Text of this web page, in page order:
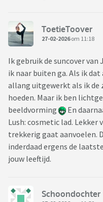
ToetieToover
27-02-2026om 11:18
Ik gebruik de suncover
ik naar buiten ga. Als ik
allang uitgewerkt als ik de
hoeden. Maar ik ben
beeldvorming
En
Lush: cosmetic lad. Lekker
trekkerig gaat aanvoelen.
inderdaad ergens de
jouw leeftijd.
Schoondochter